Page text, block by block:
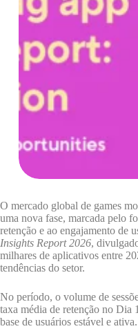
O mercado global de games
uma nova fase, marcada pelo
retenção e ao engajamento de
Insights Report 2026,
milhares de aplicativos entre
tendências do setor.
No período, o volume de
taxa média de retenção no Dia
base de usuários estável e ativa.